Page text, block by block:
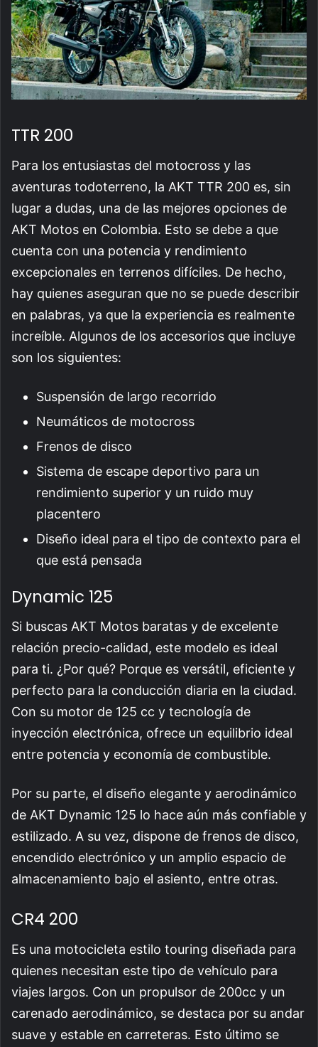
TTR 200
Para los entusiastas del motocross y las
aventuras todoterreno, la AKT TTR 200 es, sin
lugar a dudas, una de las mejores opciones de
AKT Motos en Colombia. Esto se debe a que
cuenta con una potencia y rendimiento
excepcionales en terrenos difíciles. De hecho,
hay quienes aseguran que no se puede describir
en palabras, ya que la experiencia es realmente
increíble. Algunos de los accesorios que incluye
son los siguientes:
Suspensión de largo recorrido
Neumáticos de motocross
Frenos de disco
Sistema de escape deportivo para un
rendimiento superior y un ruido muy
placentero
Diseño ideal para el tipo de contexto para el
que está pensada
Dynamic 125
Si buscas AKT Motos baratas y de excelente
relación precio-calidad, este modelo es ideal
para ti. ¿Por qué? Porque es versátil, eficiente y
perfecto para la conducción diaria en la ciudad.
Con su motor de 125 cc y tecnología de
inyección electrónica, ofrece un equilibrio ideal
entre potencia y economía de combustible.
Por su parte, el diseño elegante y aerodinámico
de AKT Dynamic 125 lo hace aún más confiable y
estilizado. A su vez, dispone de frenos de disco,
encendido electrónico y un amplio espacio de
almacenamiento bajo el asiento, entre otras.
CR4 200
Es una motocicleta estilo touring diseñada para
quienes necesitan este tipo de vehículo para
viajes largos. Con un propulsor de 200cc y un
carenado aerodinámico, se destaca por su andar
suave y estable en carreteras. Esto último se